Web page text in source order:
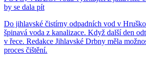
by se dala pít
Do jihlavské čistírny odpadních vod v
špinavá voda z kanalizace. Když další den
v řece. Redakce Jihlavské Drbny měla
proces čištění.